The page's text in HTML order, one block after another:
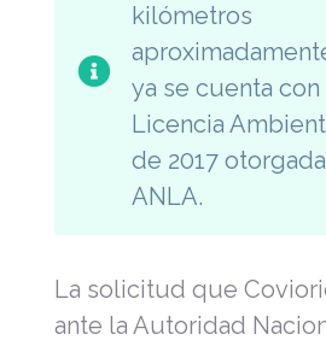
kilómetros
ya se cuenta con
Licencia
de 2017
ANLA.
La solicitud que
ante la Autoridad